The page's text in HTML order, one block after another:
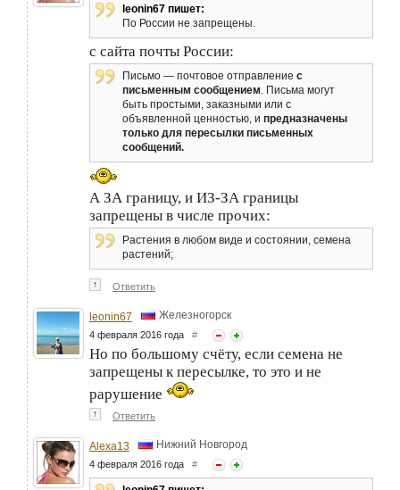
leonin67 пишет:
По России не запрещены.
с сайта почты России:
Письмо — почтовое отправление с
письменным сообщением . Письма могут
быть простыми, заказными или с
объявленной ценностью, и предназначены
только для пересылки письменных
сообщений.
А ЗА границу, и ИЗ-ЗА границы
запрещены в числе прочих:
Растения в любом виде и состоянии, семена
растений;
↑ Ответить
leonin67 Железногорск
4 февраля 2016 года #
Но по большому счёту, если семена не
запрещены к пересылке, то это и не
рарушение
↑ Ответить
Alexa13 Нижний Новгород
4 февраля 2016 года #